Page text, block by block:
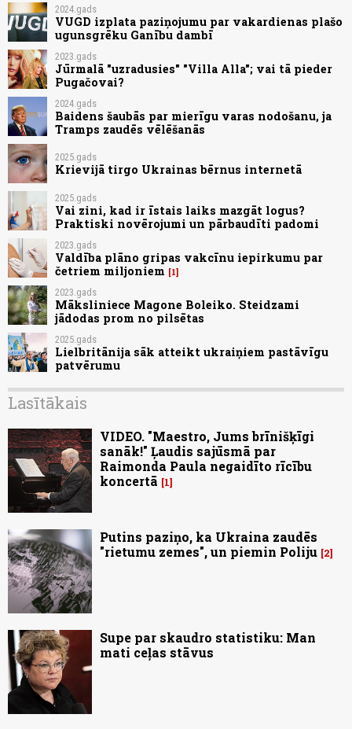
2024.gads
VUGD izplata paziņojumu par vakardienas plašo
ugunsgrēku Ganību dambī
2023.gads
Jūrmalā "uzradusies" "Villa Alla"; vai tā pieder
Pugačovai?
2024.gads
Baidens šaubās par mierīgu varas nodošanu, ja
Tramps zaudēs vēlēšanās
2025.gads
Krievijā tirgo Ukrainas bērnus internetā
2025.gads
Vai zini, kad ir īstais laiks mazgāt logus?
Praktiski novērojumi un pārbaudīti padomi
2023.gads
Valdība plāno gripas vakcīnu iepirkumu par
četriem miljoniem
1
2023.gads
Māksliniece Magone Boleiko. Steidzami
jādodas prom no pilsētas
2025.gads
Lielbritānija sāk atteikt ukraiņiem pastāvīgu
patvērumu
Lasītākais
VIDEO. "Maestro, Jums brīnišķīgi
sanāk!" Ļaudis sajūsmā par
Raimonda Paula negaidīto rīcību
koncertā
1
Putins paziņo, ka Ukraina zaudēs
"rietumu zemes", un piemin Poliju 2
Supe par skaudro statistiku: Man
mati ceļas stāvus